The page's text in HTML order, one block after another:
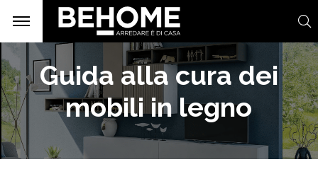
Guida alla cura dei
mobili in legno